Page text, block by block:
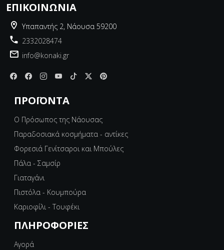
ΕΠΙΚΟΙΝΩΝΊΑ
Υπαπαντής 2, Νάουσα 59200
2332028474
info@konaki.gr
ΠΡΟΪΌΝΤΑ
Ο Πρόσωπος της Νάουσας
Παραδοσιακά κοσμήματα - αντίκες
Φορεσιά Γενίτσαροι και Μπούλες
Πάλα - Σαμσίρ
Γιαταγάνι
Πιστόλα - Κουμπούρα
Καριοφίλι - Τουφέκι
ΠΛΗΡΟΦΟΡΊΕΣ
Αγορά